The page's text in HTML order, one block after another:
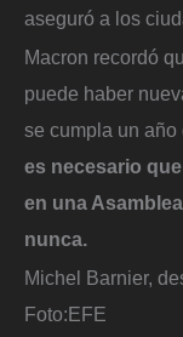
aseguró a los
Macron recordó
puede haber
se cumpla un
es necesario
en una
nunca.
Michel Barnier,
Foto:EFE